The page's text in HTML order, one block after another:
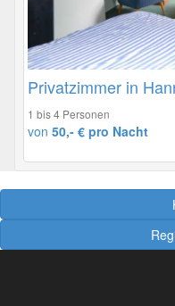
Privatzimmer in
1 bis 4 Personen
von 50,- € pro Nacht